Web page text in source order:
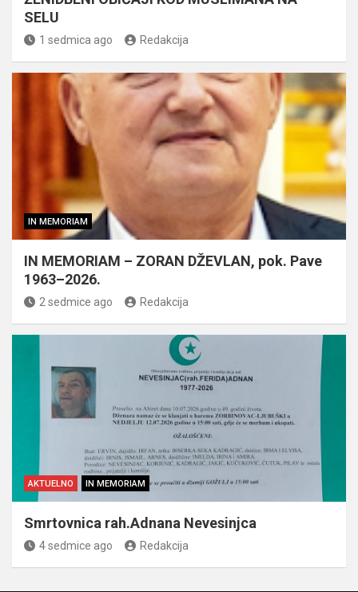
SELU
1 sedmica ago Redakcija
IN MEMORIAM
IN MEMORIAM – ZORAN DŽEVLAN, pok. Pave
1963–2026.
2 sedmice ago Redakcija
AKTUELNO IN MEMORIAM
Smrtovnica rah.Adnana Nevesinjca
4 sedmice ago Redakcija